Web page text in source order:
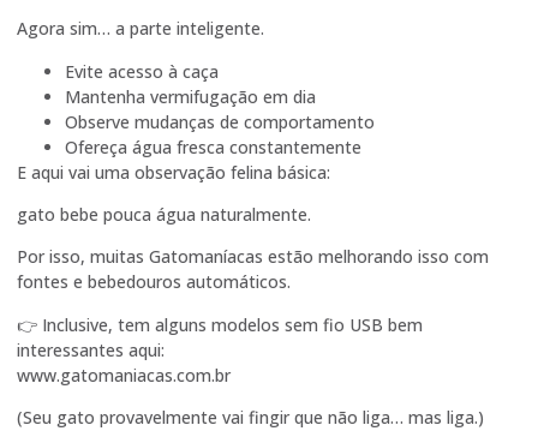
Agora sim… a parte inteligente.
Evite acesso à caça
Mantenha vermifugação em dia
Observe mudanças de comportamento
Ofereça água fresca constantemente
E aqui vai uma observação felina básica:
gato bebe pouca água naturalmente.
Por isso, muitas Gatomaníacas estão melhorando isso com
fontes e bebedouros automáticos.
👉 Inclusive, tem alguns modelos sem fio USB bem
interessantes aqui:
www.gatomaniacas.com.br
(Seu gato provavelmente vai fingir que não liga… mas liga.)